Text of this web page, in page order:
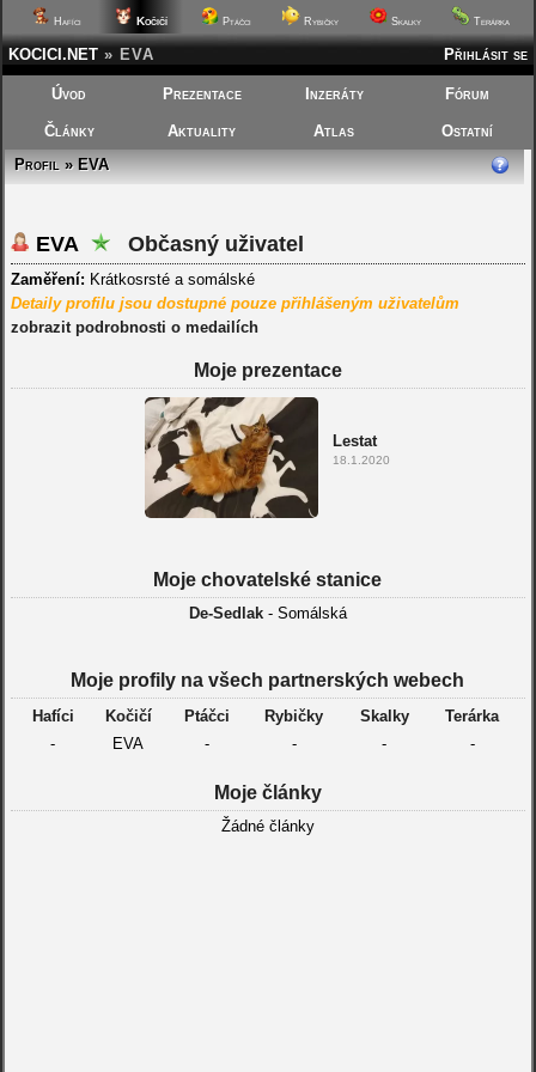
Hafíci Kočičí Ptáčci Rybičky Skalky Terárka
Přihlásit se
KOCICI.NET » EVA
Úvod Prezentace Inzeráty Fórum
Články Aktuality Atlas
Ostatní
Profil » EVA
EVA Občasný uživatel
Zaměření: Krátkosrsté a somálské
Detaily profilu jsou dostupné pouze přihlášeným uživatelům
zobrazit podrobnosti o medailích
Moje prezentace
Lestat
18.1.2020
Moje chovatelské stanice
De-Sedlak- Somálská
Moje profily na všech partnerských webech
Hafíci Kočičí Ptáčci Rybičky Skalky
Terárka
-
EVA - - - -
Moje články
Žádné články